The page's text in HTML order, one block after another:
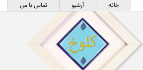
کلوخ
فهرست
اصلی
پرش
به
محتوای
اصلی
پرش
به
محتوای
ثانویه
خانه آرشیو تماس با من